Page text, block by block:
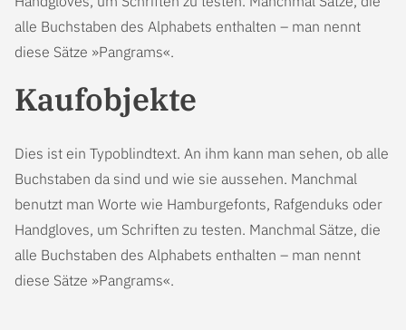
alle Buchstaben des Alphabets enthalten – man nennt
diese Sätze »Pangrams«.
Kaufobjekte
Dies ist ein Typoblindtext. An ihm kann man sehen, ob alle
Buchstaben da sind und wie sie aussehen. Manchmal
benutzt man Worte wie Hamburgefonts, Rafgenduks oder
Handgloves, um Schriften zu testen. Manchmal Sätze, die
alle Buchstaben des Alphabets enthalten – man nennt
diese Sätze »Pangrams«.